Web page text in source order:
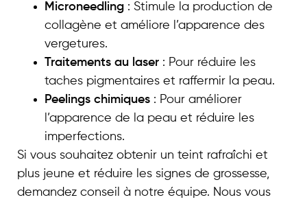
Microneedling : Stimule la production de
collagène et améliore l’apparence des
vergetures.
Traitements au laser : Pour réduire les
taches pigmentaires et raffermir la peau.
Peelings chimiques : Pour améliorer
l’apparence de la peau et réduire les
imperfections.
Si vous souhaitez obtenir un teint rafraîchi et
plus jeune et réduire les signes de grossesse,
demandez conseil à notre équipe. Nous vous